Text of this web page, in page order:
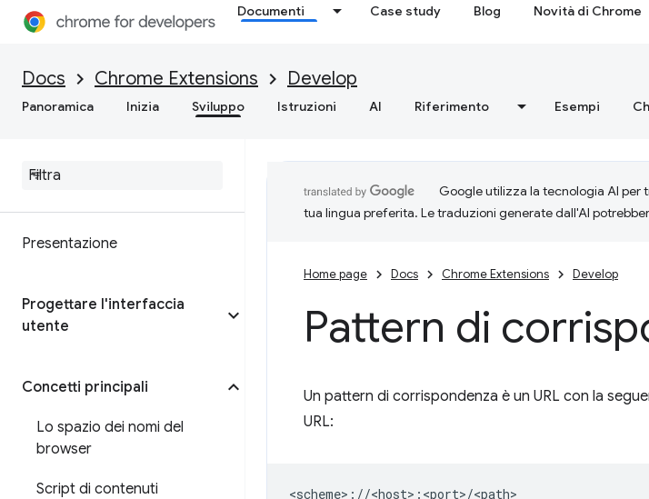
Documenti Case study Blog Novità di Chrome
Docs Chrome Extensions Develop
Panoramica Inizia Sviluppo Istruzioni AI Riferimento Esempi
Presentazione
Progettare l'interfaccia
utente
Concetti principali
Lo spazio dei nomi del
browser
Script di contenuti
Google utilizza la tecnologia AI per
tua lingua preferita. Le traduzioni generate dall'AI
Home page Docs Chrome Extensions Develop
Pattern di
Un pattern di corrispondenza è un URL con la
URL: